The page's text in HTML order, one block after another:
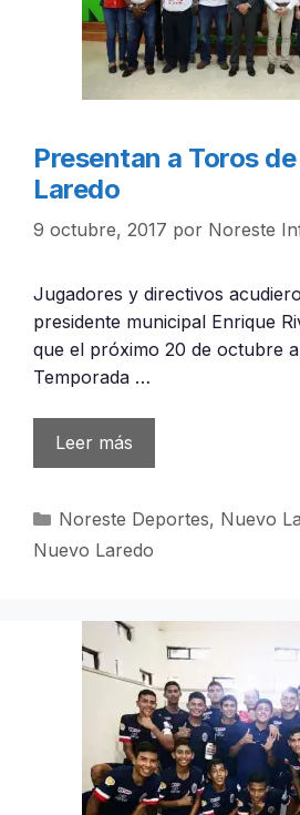
Presentan a Toros
Laredo
9 octubre, 2017 por Noreste
Jugadores y directivos
presidente municipal Enrique
que el próximo 20 de octubre
Temporada …
Leer más
Categorías
Noreste Deportes, Nuevo
Nuevo Laredo